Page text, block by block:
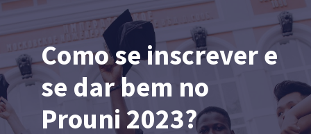
Como se inscrever e
se dar bem no
Prouni 2023?